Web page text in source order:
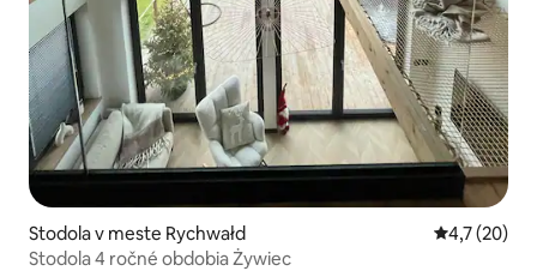
Stodola v meste Rychwałd Priemerné
4,7 (20)
Stodola 4 ročné obdobia Żywiec